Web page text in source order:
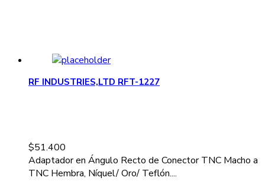
RF INDUSTRIES,LTD RFT-1227
$51.400
Adaptador en Ángulo Recto de Conector TNC Macho a
TNC Hembra, Níquel/ Oro/ Teflón....